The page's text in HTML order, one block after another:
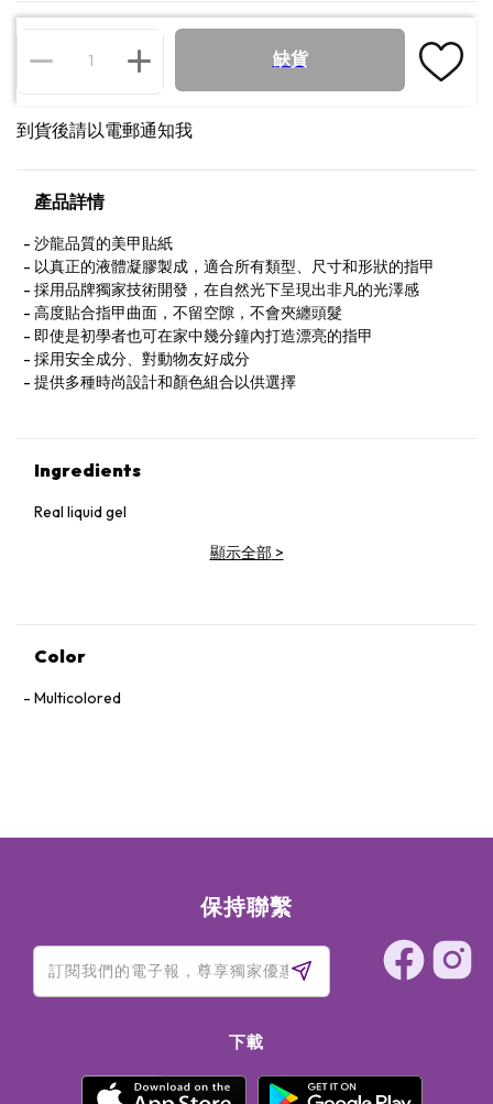
缺貨
到貨後請以電郵通知我
產品詳情
沙龍品質的美甲貼紙
以真正的液體凝膠製成，適合所有類型、尺寸和形狀的指甲
採用品牌獨家技術開發，在自然光下呈現出非凡的光澤感
高度貼合指甲曲面，不留空隙，不會夾纏頭髮
即使是初學者也可在家中幾分鐘內打造漂亮的指甲
採用安全成分、對動物友好成分
提供多種時尚設計和顏色組合以供選擇
Ingredients
Real liquid gel
顯示全部>
Color
Multicolored
保持聯繫
下載